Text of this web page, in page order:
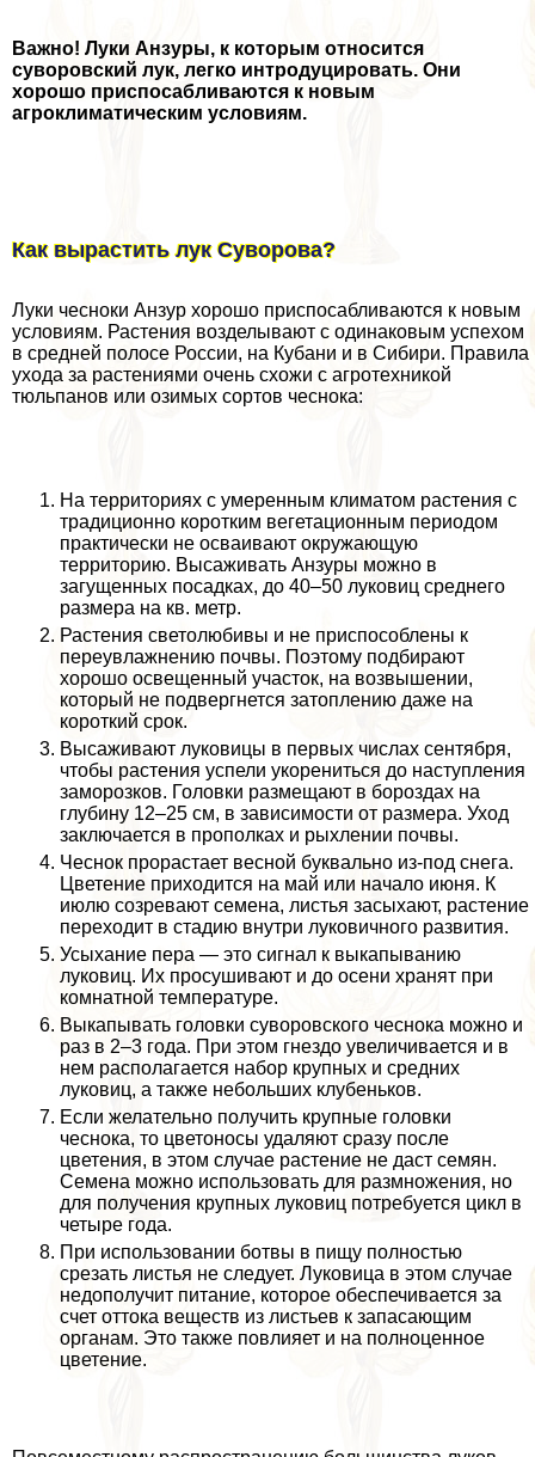
Важно! Луки Анзуры, к которым относится
суворовский лук, легко интродуцировать. Они
хорошо приспосабливаются к новым
агроклиматическим условиям.
Как вырастить лук Суворова?
Луки чесноки Анзур хорошо приспосабливаются к новым
условиям. Растения возделывают с одинаковым успехом
в средней полосе России, на Кубани и в Сибири. Правила
ухода за растениями очень схожи с агротехникой
тюльпанов или озимых сортов чеснока:
На территориях с умеренным климатом растения с
традиционно коротким вегетационным периодом
пpaктически не осваивают окружающую
территорию. Высаживать Анзуры можно в
загущенных посадках, до 40–50 луковиц среднего
размера на кв. метр.
Растения светолюбивы и не приспособлены к
переувлажнению почвы. Поэтому подбирают
хорошо освещенный участок, на возвышении,
который не подвергнется затоплению даже на
короткий срок.
Высаживают луковицы в первых числах сентября,
чтобы растения успели укорениться до наступления
заморозков. Головки размещают в бороздах на
глубину 12–25 см, в зависимости от размера. Уход
заключается в прополках и рыхлении почвы.
Чеснок прорастает весной буквально из-под снега.
Цветение приходится на май или начало июня. К
июлю созревают семена, листья засыхают, растение
переходит в стадию внутри луковичного развития.
Усыхание пера — это сигнал к выкапыванию
луковиц. Их просушивают и до осени хранят при
комнатной температуре.
Выкапывать головки суворовского чеснока можно и
раз в 2–3 года. При этом гнездо увеличивается и в
нем располагается набор крупных и средних
луковиц, а также небольших клубеньков.
Если желательно получить крупные головки
чеснока, то цветоносы удаляют сразу после
цветения, в этом случае растение не даст семян.
Семена можно использовать для размножения, но
для получения крупных луковиц потребуется цикл в
четыре года.
При использовании ботвы в пищу полностью
срезать листья не следует. Луковица в этом случае
недополучит питание, которое обеспечивается за
счет оттока веществ из листьев к запасающим
органам. Это также повлияет и на полноценное
цветение.